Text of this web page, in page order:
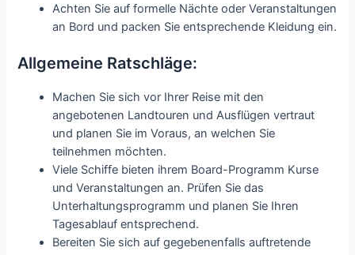
Achten Sie auf formelle Nächte oder Veranstaltungen
an Bord und packen Sie entsprechende Kleidung ein.
Allgemeine Ratschläge:
Machen Sie sich vor Ihrer Reise mit den
angebotenen Landtouren und Ausflügen vertraut
und planen Sie im Voraus, an welchen Sie
teilnehmen möchten.
Viele Schiffe bieten ihrem Board-Programm Kurse
und Veranstaltungen an. Prüfen Sie das
Unterhaltungsprogramm und planen Sie Ihren
Tagesablauf entsprechend.
Bereiten Sie sich auf gegebenenfalls auftretende